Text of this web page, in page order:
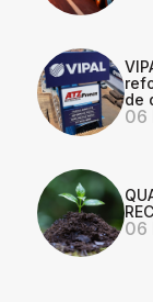
de
06
06